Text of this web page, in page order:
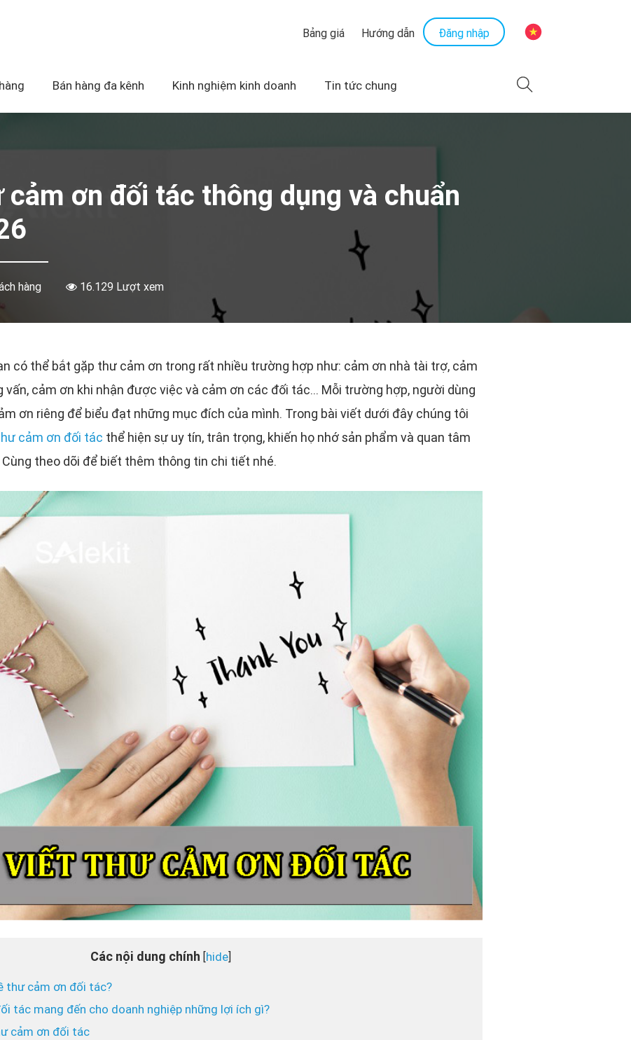
Bảng giá Hướng dẫn Đăng nhập
Bán hàng đa kênh Kinh nghiệm kinh doanh Tin tức chung
ơn đối tác thông dụng và chuẩn
hàng 16.129 Lượt xem
có thể bắt gặp thư cảm ơn trong rất nhiều trường hợp như: cảm ơn nhà tài trợ, cảm
vấn, cảm ơn khi nhận được việc và cảm ơn các đối tác... Mỗi trường hợp, người dùng
ơn riêng để biểu đạt những mục đích của mình. Trong bài viết dưới đây chúng tôi
cảm ơn đối tác thể hiện sự uy tín, trân trọng, khiến họ nhớ sản phẩm và quan tâm
theo dõi để biết thêm thông tin chi tiết nhé.
Các nội dung chính [hide]
thư cảm ơn đối tác?
tác mang đến cho doanh nghiệp những lợi ích gì?
cảm ơn đối tác